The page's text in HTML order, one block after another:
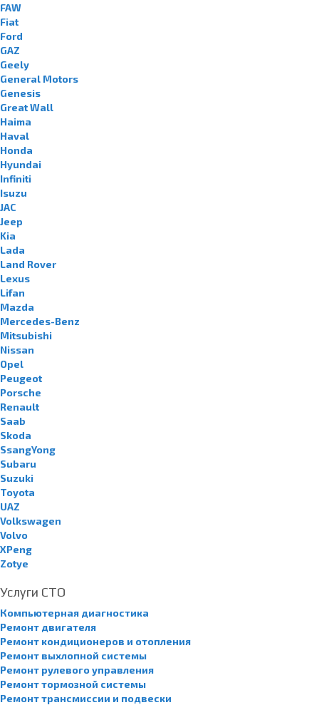
FAW
Fiat
Ford
GAZ
Geely
General Motors
Genesis
Great Wall
Haima
Haval
Honda
Hyundai
Infiniti
Isuzu
JAC
Jeep
Kia
Lada
Land Rover
Lexus
Lifan
Mazda
Mercedes-Benz
Mitsubishi
Nissan
Opel
Peugeot
Porsche
Renault
Saab
Skoda
SsangYong
Subaru
Suzuki
Toyota
UAZ
Volkswagen
Volvo
XPeng
Zotye
Услуги СТО
Компьютерная диагностика
Ремонт двигателя
Ремонт кондиционеров и отопления
Ремонт выхлопной системы
Ремонт рулевого управления
Ремонт тормозной системы
Ремонт трансмиссии и подвески